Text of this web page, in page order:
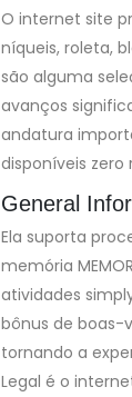
O internet site
níqueis, roleta,
são alguma
avanços
andatura
disponíveis
General
Ela suporta
memória
atividades
bônus de boas-
tornando a
Legal é o